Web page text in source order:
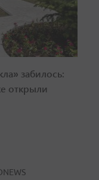
забилось:
открыли